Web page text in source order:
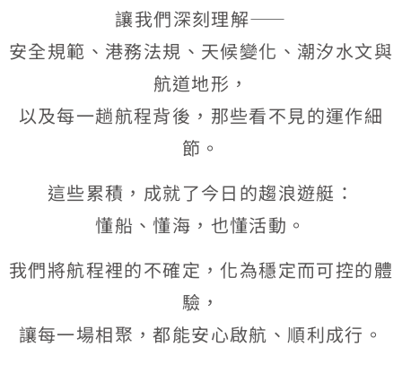
讓我們深刻理解——
安全規範、港務法規、天候變化、潮汐水文與
航道地形，
以及每一趟航程背後，那些看不見的運作細
節。
這些累積，成就了今日的趨浪遊艇：
懂船、懂海，也懂活動。
我們將航程裡的不確定，化為穩定而可控的體
驗，
讓每一場相聚，都能安心啟航、順利成行。